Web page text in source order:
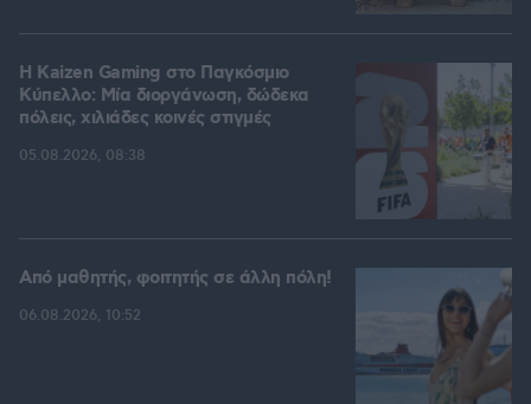
H Kaizen Gaming στο Παγκόσμιο
Kύπελλο: Μία διοργάνωση, δώδεκα
πόλεις, χιλιάδες κοινές στιγμές
05.08.2026, 08:38
Από μαθητής, φοιτητής σε άλλη πόλη!
06.08.2026, 10:52